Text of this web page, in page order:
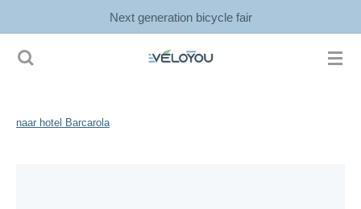
naar
Next generation bicycle fair
naar hotel Barcarola